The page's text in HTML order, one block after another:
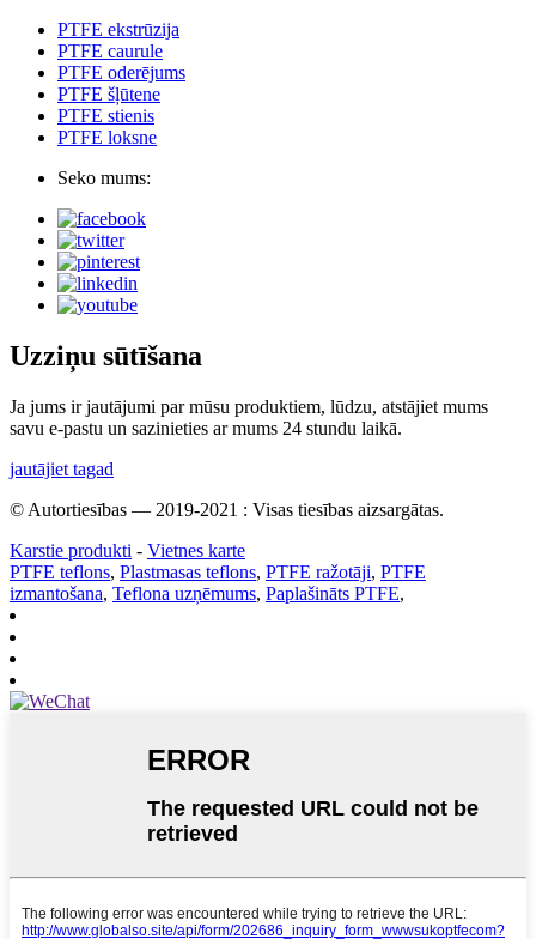
PTFE ekstrūzija
PTFE caurule
PTFE oderējums
PTFE šļūtene
PTFE stienis
PTFE loksne
Seko mums:
Uzziņu sūtīšana
Ja jums ir jautājumi par mūsu produktiem, lūdzu, atstājiet mums
savu e-pastu un sazinieties ar mums 24 stundu laikā.
jautājiet tagad
© Autortiesības — 2019-2021 : Visas tiesības aizsargātas.
Karstie produkti - Vietnes karte
PTFE teflons, Plastmasas teflons, PTFE ražotāji, PTFE
izmantošana, Teflona uzņēmums, Paplašināts PTFE,